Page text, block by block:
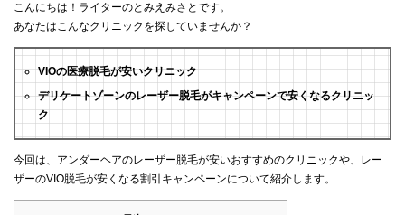
こんにちは！ライターのとみえみさとです。
あなたはこんなクリニックを探していませんか？
VIOの医療脱毛が安いクリニック
デリケートゾーンのレーザー脱毛がキャンペーンで安くなるクリニッ
ク
今回は、アンダーヘアのレーザー脱毛が安いおすすめのクリニックや、レー
ザーのVIO脱毛が安くなる割引キャンペーンについて紹介します。